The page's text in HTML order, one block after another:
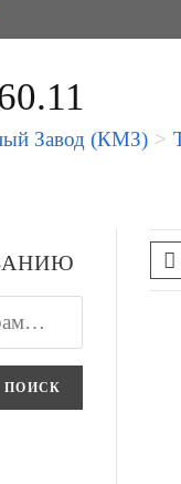
Завод (КМЗ) >
ПОИСК